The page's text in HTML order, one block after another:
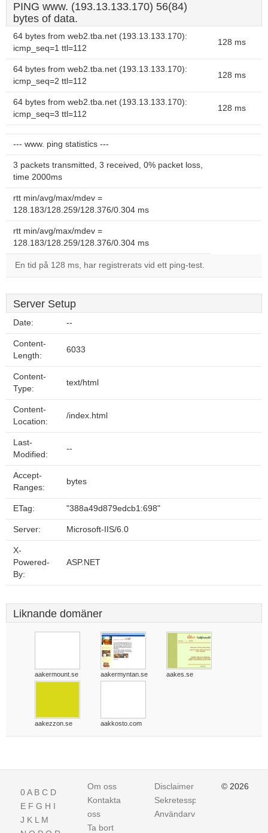
PING www. (193.13.133.170) 56(84)
bytes of data.
64 bytes from web2.tba.net (193.13.133.170):
icmp_seq=1 ttl=112
128 ms
64 bytes from web2.tba.net (193.13.133.170):
icmp_seq=2 ttl=112
128 ms
64 bytes from web2.tba.net (193.13.133.170):
icmp_seq=3 ttl=112
128 ms
--- www. ping statistics ---
3 packets transmitted, 3 received, 0% packet loss,
time 2000ms
rtt min/avg/max/mdev =
128.183/128.259/128.376/0.304 ms
rtt min/avg/max/mdev =
128.183/128.259/128.376/0.304 ms
En tid på 128 ms, har registrerats vid ett ping-test.
Server Setup
Date: --
Content-
Length:
6033
Content-
Type:
text/html
Content-
Location:
/index.html
Last-
Modified:
--
Accept-
Ranges:
bytes
ETag: "388a49d879edcb1:698"
Server: Microsoft-IIS/6.0
X-
Powered-
By:
ASP.NET
Liknande domäner
aakermount.se aakermyntan.se aakes.se
aakezzon.se aakkosto.com
0A B C D
E F G H I
J K L M
Om oss
Kontakta
oss
Ta bort
Disclaimer
Sekretesspolicy
Användarvillkor
© 2026